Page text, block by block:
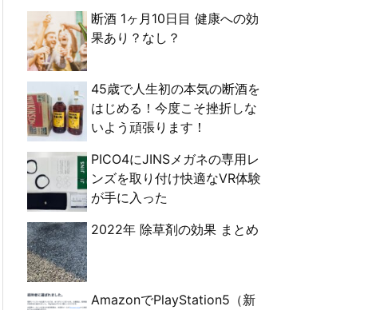
断酒 1ヶ月10日目 健康への効
果あり？なし？
45歳で人生初の本気の断酒を
はじめる！今度こそ挫折しな
いよう頑張ります！
PICO4にJINSメガネの専用レ
ンズを取り付け快適なVR体験
が手に入った
2022年 除草剤の効果 まとめ
AmazonでPlayStation5（新